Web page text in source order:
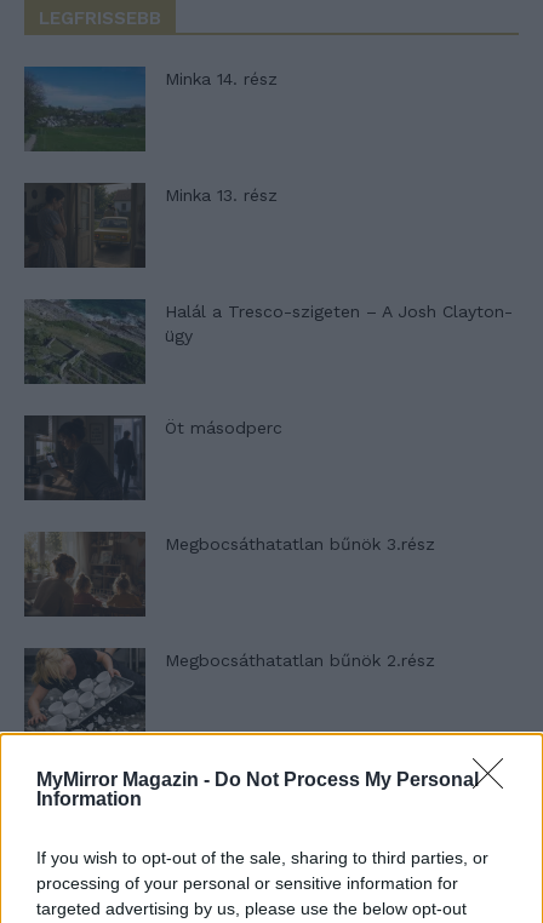
MyMirror Magazin - Do Not Process My Personal
Information
If you wish to opt-out of the sale, sharing to third parties, or
processing of your personal or sensitive information for
targeted advertising by us, please use the below opt-out
LEGFRISSEBB
Minka 14. rész
Minka 13. rész
Halál a Tresco-szigeten – A Josh Clayton-
ügy
Öt másodperc
Megbocsáthatatlan bűnök 3.rész
Megbocsáthatatlan bűnök 2.rész
Megbocsáthatatlan bűnök 1.rész
Szent Genovéva, a túlélő Franciaország
jelképe